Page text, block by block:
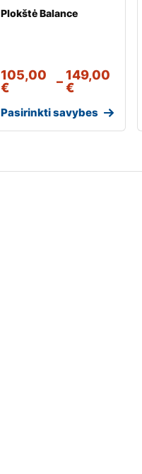
Plokštė Balance
105,00
€
–149,00
€
Pasirinkti savybes